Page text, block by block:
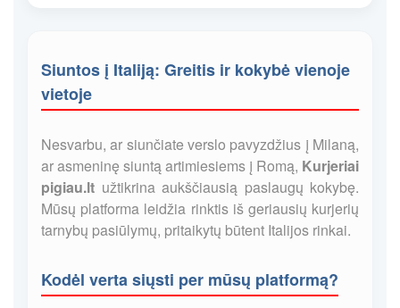
Siuntos į Italiją: Greitis ir kokybė vienoje
vietoje
Nesvarbu, ar siunčiate verslo pavyzdžius į Milaną,
ar asmeninę siuntą artimiesiems į Romą, Kurjeriai
pigiau.lt užtikrina aukščiausią paslaugų kokybę.
Mūsų platforma leidžia rinktis iš geriausių kurjerių
tarnybų pasiūlymų, pritaikytų būtent Italijos rinkai.
Kodėl verta siųsti per mūsų platformą?